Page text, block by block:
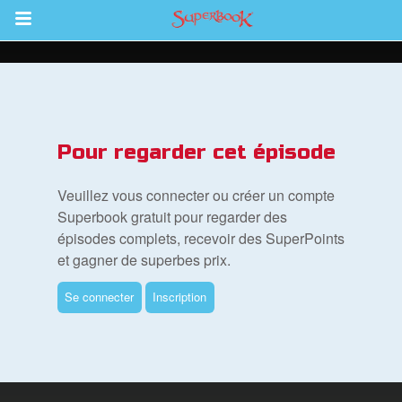
Return to Content
Pour regarder cet épisode
Veuillez vous connecter ou créer un compte
Superbook gratuit pour regarder des
épisodes complets, recevoir des SuperPoints
et gagner de superbes prix.
Se connecter Inscription